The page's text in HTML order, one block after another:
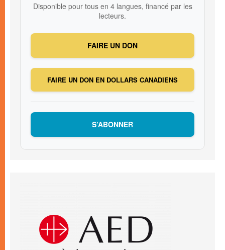
Disponible pour tous en 4 langues, financé par les
lecteurs.
FAIRE UN DON
FAIRE UN DON EN DOLLARS CANADIENS
S’ABONNER